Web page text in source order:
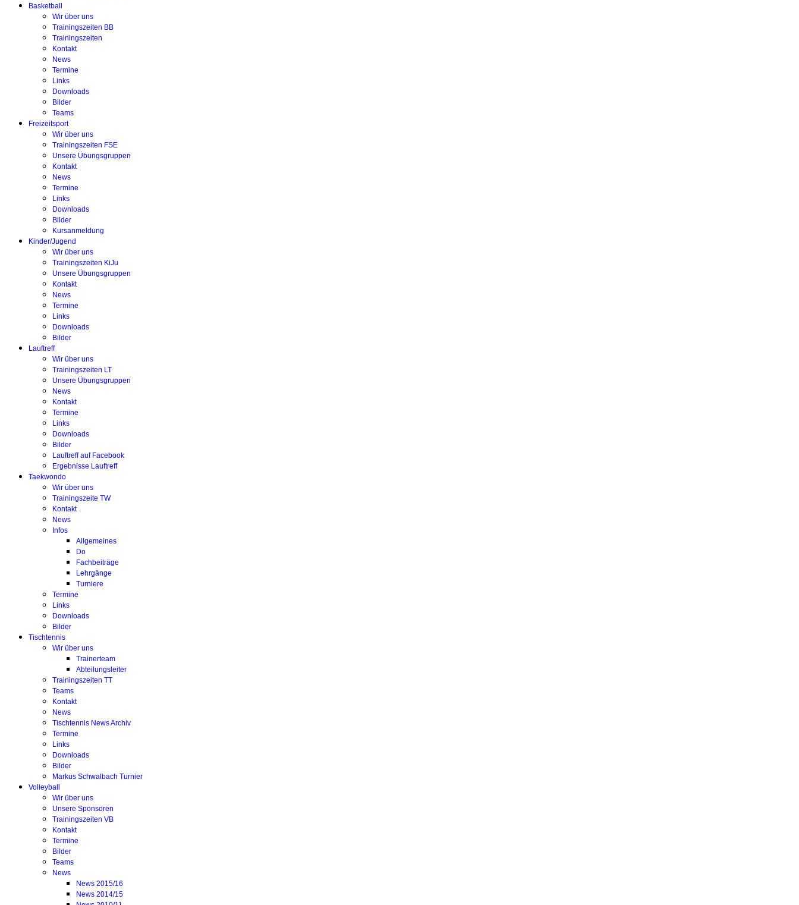
Basketball
Wir über uns
Trainingszeiten BB
Trainingszeiten
Kontakt
News
Termine
Links
Downloads
Bilder
Teams
Freizeitsport
Wir über uns
Trainingszeiten FSE
Unsere Übungsgruppen
Kontakt
News
Termine
Links
Downloads
Bilder
Kursanmeldung
Kinder/Jugend
Wir über uns
Trainingszeiten KiJu
Unsere Übungsgruppen
Kontakt
News
Termine
Links
Downloads
Bilder
Lauftreff
Wir über uns
Trainingszeiten LT
Unsere Übungsgruppen
News
Kontakt
Termine
Links
Downloads
Bilder
Lauftreff auf Facebook
Ergebnisse Lauftreff
Taekwondo
Wir über uns
Trainingszeite TW
Kontakt
News
Infos
Allgemeines
Do
Fachbeiträge
Lehrgänge
Turniere
Termine
Links
Downloads
Bilder
Tischtennis
Wir über uns
Trainerteam
Abteilungsleiter
Trainingszeiten TT
Teams
Kontakt
News
Tischtennis News Archiv
Termine
Links
Downloads
Bilder
Markus Schwalbach Turnier
Volleyball
Wir über uns
Unsere Sponsoren
Trainingszeiten VB
Kontakt
Termine
Bilder
Teams
News
News 2015/16
News 2014/15